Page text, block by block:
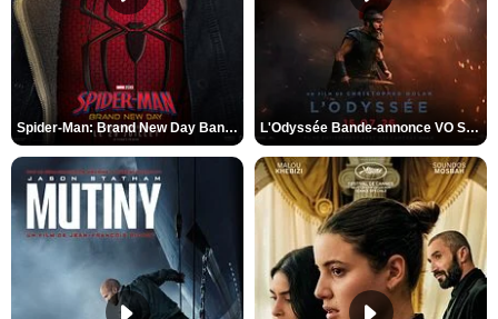
Spider-Man: Brand New Day Bande-annonce VO STFR L'Odyssée Bande-annonce VO STFR